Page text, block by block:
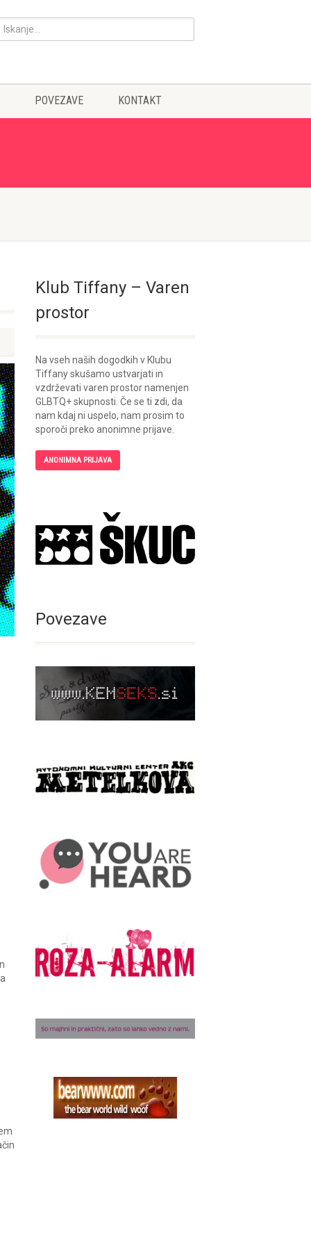
POVEZAVE KONTAKT
Klub Tiffany – Varen
prostor
Na vseh naših dogodkih v Klubu
Tiffany skušamo ustvarjati in
vzdrževati varen prostor namenjen
GLBTQ+ skupnosti. Če se ti zdi, da
nam kdaj ni uspelo, nam prosim to
sporoči preko anonimne prijave.
ANONIMNA PRIJAVA
Povezave